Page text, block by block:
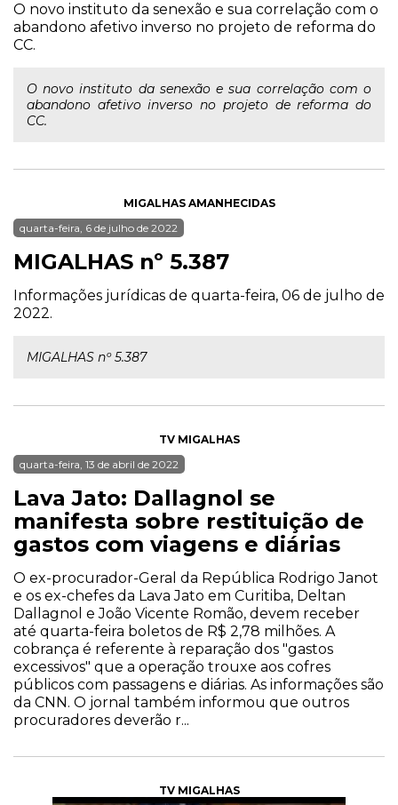
O novo instituto da senexão e sua correlação com o
abandono afetivo inverso no projeto de reforma do
CC.
O novo instituto da senexão e sua correlação com o
abandono afetivo inverso no projeto de reforma do
CC.
MIGALHAS AMANHECIDAS
quarta-feira, 6 de julho de 2022
MIGALHAS nº 5.387
Informações jurídicas de quarta-feira, 06 de julho de
2022.
MIGALHAS nº 5.387
TV MIGALHAS
quarta-feira, 13 de abril de 2022
Lava Jato: Dallagnol se
manifesta sobre restituição de
gastos com viagens e diárias
O ex-procurador-Geral da República Rodrigo Janot
e os ex-chefes da Lava Jato em Curitiba, Deltan
Dallagnol e João Vicente Romão, devem receber
até quarta-feira boletos de R$ 2,78 milhões. A
cobrança é referente à reparação dos "gastos
excessivos" que a operação trouxe aos cofres
públicos com passagens e diárias. As informações são
da CNN. O jornal também informou que outros
procuradores deverão r...
TV MIGALHAS